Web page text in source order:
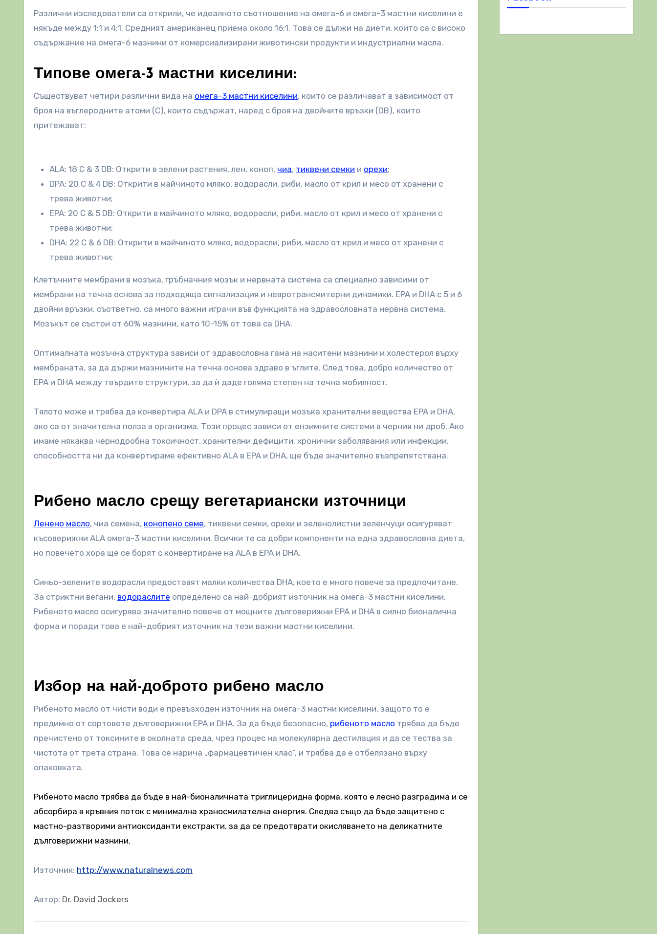
Различни изследователи са открили, че идеалното съотношение на омега-6 и омега-3 мастни киселини е
някъде между 1:1 и 4:1. Средният американец приема около 16:1. Това се дължи на диети, които са с високо
съдържание на омега-6 мазнини от комерсиализирани животински продукти и индустриални масла.
Типове омега-3 мастни киселини:
Съществуват четири различни вида на омега-3 мастни киселини, които се различават в зависимост от
броя на въглеродните атоми (C), които съдържат, наред с броя на двойните връзки (DB), които
притежават:
ALA: 18 C & 3 DB: Открити в зелени растения, лен, коноп, чиа, тиквени семки и орехи;
DPA: 20 C & 4 DB: Открити в майчиното мляко, водорасли, риби, масло от крил и месо от хранени с
трева животни;
EPA: 20 C & 5 DB: Открити в майчиното мляко, водорасли, риби, масло от крил и месо от хранени с
трева животни;
DHA: 22 C & 6 DB: Открити в майчиното мляко, водорасли, риби, масло от крил и месо от хранени с
трева животни;
Клетъчните мембрани в мозъка, гръбначния мозък и нервната система са специално зависими от
мембрани на течна основа за подходяща сигнализация и невротрансмитерни динамики. EPA и DHA с 5 и 6
двойни връзки, съответно, са много важни играчи във функцията на здравословната нервна система.
Мозъкът се състои от 60% мазнини, като 10-15% от това са DHA.
Оптималната мозъчна структура зависи от здравословна гама на наситени мазнини и холестерол върху
мембраната, за да държи мазнините на течна основа здраво в ъглите. След това, добро количество от
EPA и DHA между твърдите структури, за да ѝ даде голяма степен на течна мобилност.
Тялото може и трябва да конвертира ALA и DPA в стимулиращи мозъка хранителни вещества EPA и DHA,
ако са от значителна полза в организма. Този процес зависи от ензимните системи в черния ни дроб. Ако
имаме някаква чернодробна токсичност, хранителни дефицити, хронични заболявания или инфекции,
способността ни да конвертираме ефективно ALA в EPA и DHA, ще бъде значително възпрепятствана.
Рибено масло срещу вегетариански източници
Ленено масло, чиа семена, конопено семе, тиквени семки, орехи и зеленолистни зеленчуци осигуряват
късоверижни ALA омега-3 мастни киселини. Всички те са добри компоненти на една здравословна диета,
но повечето хора ще се борят с конвертиране на ALA в EPA и DHA.
Синьо-зелените водорасли предоставят малки количества DHA, което е много повече за предпочитане.
За стриктни вегани, водораслите определено са най-добрият източник на омега-3 мастни киселини.
Рибеното масло осигурява значително повече от мощните дълговерижни EPA и DHA в силно бионалична
форма и поради това е най-добрият източник на тези важни мастни киселини.
Избор на най-доброто рибено масло
Рибеното масло от чисти води е превъзходен източник на омега-3 мастни киселини, защото то е
предимно от сортовете дълговерижни EPA и DHA. За да бъде безопасно, рибеното масло трябва да бъде
пречистено от токсините в околната среда, чрез процес на молекулярна дестилация и да се тества за
чистота от трета страна. Това се нарича „фармацевтичен клас“, и трябва да е отбелязано върху
опаковката.
Рибеното масло трябва да бъде в най-бионаличната триглицеридна форма, която е лесно разградима и се
абсорбира в кръвния поток с минимална храносмилателна енергия. Следва също да бъде защитено с
мастно-разтворими антиоксиданти екстракти, за да се предотврати окисляването на деликатните
дълговерижни мазнини.
Източник: http://www.naturalnews.com
Автор: Dr. David Jockers